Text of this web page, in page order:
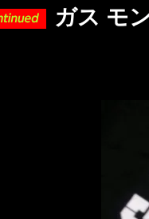
ガス モ